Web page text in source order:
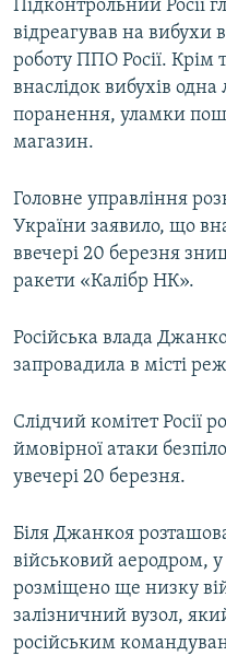
Підконтрольний Росії
відреагував на
роботу ППО Росії. Крім
внаслідок вибухів
поранення, уламки
магазин.
Головне управління
України заявило, що
ввечері 20 березня
ракети «Калібр НК».
Російська влада
запровадила в місті
Слідчий комітет Росії
ймовірної атаки
увечері 20 березня.
Біля Джанкоя
військовий аеродром,
розміщено ще низку
залізничний вузол,
російським